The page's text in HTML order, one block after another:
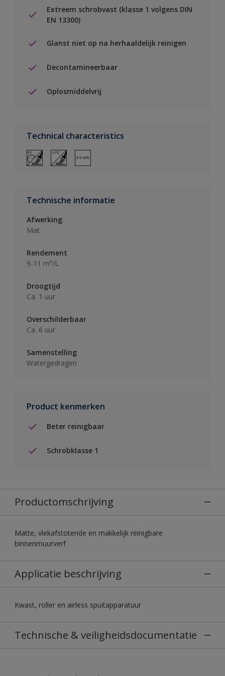
Extreem schrobvast (klasse 1 volgens DIN
EN 13300)
Glanst niet op na herhaaldelijk reinigen
Decontamineerbaar
Oplosmiddelvrij
Technical characteristics
Technische informatie
Afwerking
Mat
Rendement
9-11 m²/L
Droogtijd
Ca. 1 uur
Overschilderbaar
Ca. 6 uur
Samenstelling
Watergedragen
Product kenmerken
Beter reinigbaar
Schrobklasse 1
Productomschrijving
Matte, vlekafstotende en makkelijk reinigbare
binnenmuurverf
Applicatie beschrijving
Kwast, roller en airless spuitapparatuur
Technische & veiligheidsdocumentatie